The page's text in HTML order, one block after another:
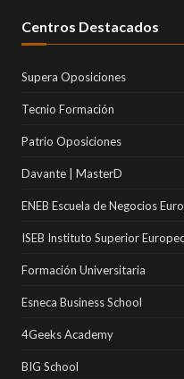
Centros Destacados
Supera Oposiciones
Tecnio Formación
Patrio Oposiciones
Davante | MasterD
ENEB Escuela de Negocios
ISEB Instituto Superior
Formación Universitaria
Esneca Business School
4Geeks Academy
BIG School